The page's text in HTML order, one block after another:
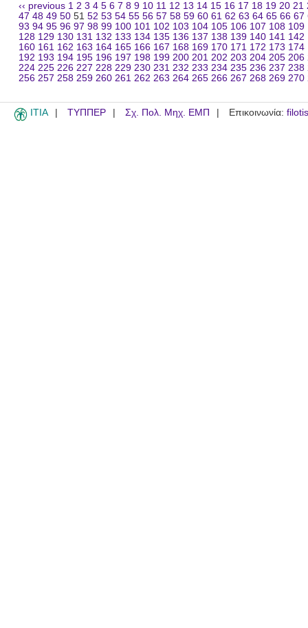
‹‹ previous 1 2 3 4 5 6 7 8 9 10 11 12 13 14 15 16 17 18 19 20 21
47 48 49 50 51 52 53 54 55 56 57 58 59 60 61 62 63 64 65 66 67
93 94 95 96 97 98 99 100 101 102 103 104 105 106 107 108 109
128 129 130 131 132 133 134 135 136 137 138 139 140 141 142
160 161 162 163 164 165 166 167 168 169 170 171 172 173 174
192 193 194 195 196 197 198 199 200 201 202 203 204 205 206
224 225 226 227 228 229 230 231 232 233 234 235 236 237 238
256 257 258 259 260 261 262 263 264 265 266 267 268 269 270
ITIA ΤΥΠΠΕΡ Σχ. Πολ. Μηχ. ΕΜΠ Επικοινωνία: